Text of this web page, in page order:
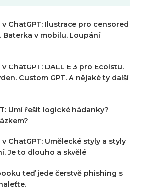
v ChatGPT: Ilustrace pro censored
Baterka v mobilu. Loupání
v ChatGPT: DALL E 3 pro Ecoistu.
Custom GPT. A nějaké ty další
Umí řešit logické hádanky?
v ChatGPT: Umělecké styly a styly
Je to dlouho a skvělé
teď jede čerstvě phishing s